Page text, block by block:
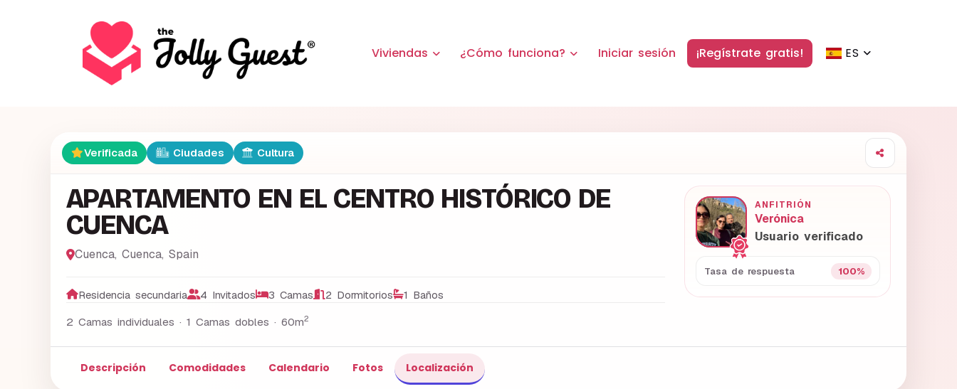
Viviendas ¿Cómo funciona? Iniciar sesión ¡Regístrate gratis! ES
Verificada Ciudades Cultura
APARTAMENTO EN EL CENTRO HISTÓRICO DE
CUENCA
Cuenca, Cuenca, Spain
Residencia secundaria 4 Invitados 3 Camas 2 Dormitorios 1 Baños
2 Camas individuales · 1 Camas dobles · 60m2
ANFITRIÓN
Verónica
Usuario verificado
Tasa de respuesta 100%
Descripción Comodidades Calendario Fotos Localización